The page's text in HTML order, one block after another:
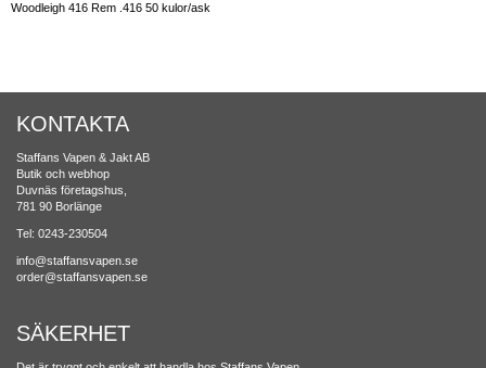
Woodleigh 416 Rem .416 50 kulor/ask
KONTAKTA
Staffans Vapen & Jakt AB
Butik och webhop
Duvnäs företagshus,
781 90 Borlänge
Tel: 0243-230504
info@staffansvapen.se
order@staffansvapen.se
SÄKERHET